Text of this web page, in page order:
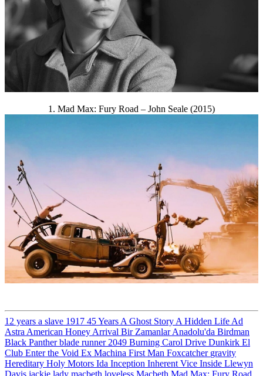
1. Mad Max: Fury Road – John Seale (2015)
12 years a slave 1917 45 Years A Ghost Story A Hidden Life Ad
Astra American Honey Arrival Bir Zamanlar Anadolu'da Birdman
Black Pantherblade runner 2049 Burning Carol Drive Dunkirk El
Club Enter the Void Ex Machina First Man Foxcatcher gravity
Hereditary Holy Motors Ida Inception Inherent Vice Inside Llewyn
Davis jackie lady macbeth loveless Macbeth Mad Max: Fury Road